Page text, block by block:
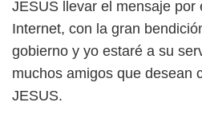
JESUS llevar el mensaje por
Internet, con la gran
gobierno y yo estaré a su
muchos amigos que desean
JESUS.